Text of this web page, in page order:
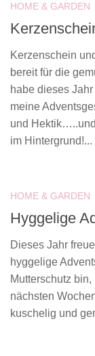
HOME & GARDEN
Kerzenschein
bereit für die
habe dieses
meine
und
im Hintergrund!...
HOME & GARDEN
Hyggelige
Dieses Jahr
hyggelige
Mutterschutz
nächsten
kuschelig und